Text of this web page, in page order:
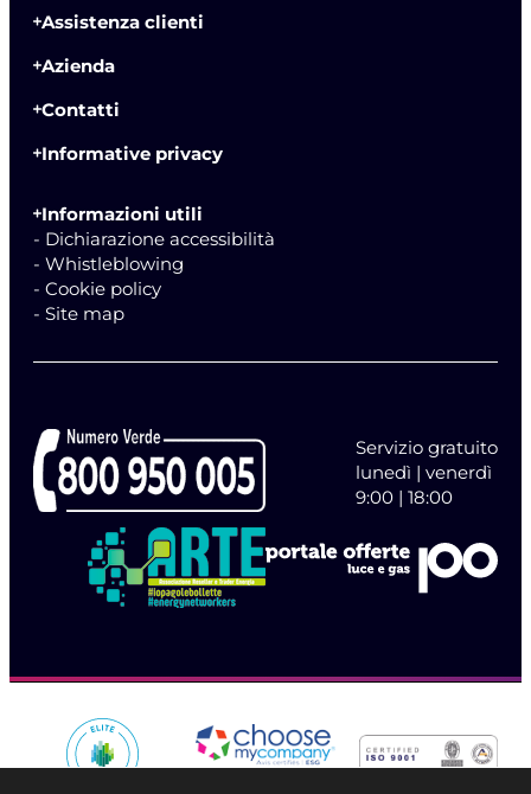
Assistenza clienti
Azienda
Contatti
Informative privacy
Informazioni utili
- Dichiarazione accessibilità
- Whistleblowing
- Cookie policy
- Site map
Servizio gratuito
lunedì | venerdì
9:00 | 18:00